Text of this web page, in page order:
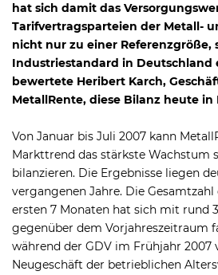
hat sich damit das
Tarifvertragsparteien der Metall-
nicht nur zu einer Referenzgröße,
Industriestandard in Deutschland
bewertete Heribert Karch,
MetallRente, diese Bilanz heute in
Von Januar bis Juli 2007 kann
Markttrend das stärkste Wachstum
bilanzieren. Die Ergebnisse liegen
vergangenen Jahre. Die
ersten 7 Monaten hat sich mit rund
gegenüber dem Vorjahreszeitraum
während der GDV im Frühjahr 2007
Neugeschäft der betrieblichen